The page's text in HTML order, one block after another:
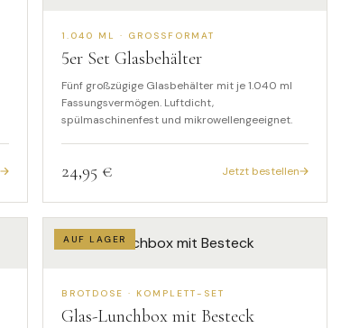
1.040 ML · GROSSFORMAT
5er Set Glasbehälter
Fünf großzügige Glasbehälter mit je 1.040 ml
Fassungsvermögen. Luftdicht,
spülmaschinenfest und mikrowellengeeignet.
24,95 € Jetzt bestellen
AUF LAGER
BROTDOSE · KOMPLETT-SET
Glas-Lunchbox mit Besteck